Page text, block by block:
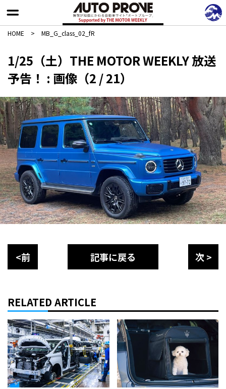
HOME > MB_G_class_02_fR
1/25（土）THE MOTOR WEEKLY 放送
予告！ : 画像（2 / 21）
<前 記事に戻る 次 >
RELATED ARTICLE